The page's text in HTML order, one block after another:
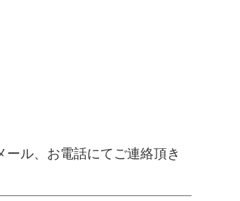
ル、お電話にてご連絡頂き